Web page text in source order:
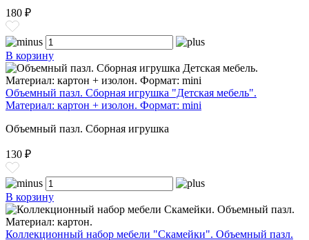
180 ₽
В корзину
Объемный пазл. Сборная игрушка "Детская мебель".
Материал: картон + изолон. Формат: mini
Объемный пазл. Сборная игрушка
130 ₽
В корзину
Коллекционный набор мебели "Скамейки". Объемный пазл.